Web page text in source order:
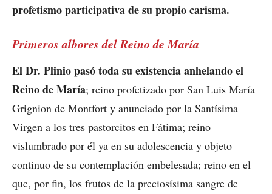
profetismo participativa de su propio carisma.
Primeros albores del Reino de María
El Dr. Plinio pasó toda su existencia anhelando el
Reino de María; reino profetizado por San Luis María
Grignion de Montfort y anunciado por la Santísima
Virgen a los tres pastorcitos en Fátima; reino
vislumbrado por él ya en su adolescencia y objeto
continuo de su contemplación embelesada; reino en el
que, por fin, los frutos de la preciosísima sangre de